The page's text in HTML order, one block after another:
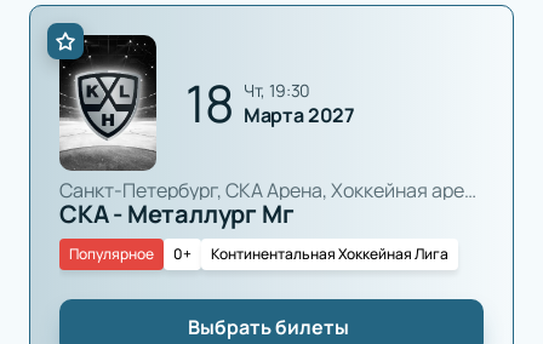
18 чт, 19:30
Марта 2027
Санкт-Петербург, СКА Арена, Хоккейная арена
СКА - Металлург Мг
0+ Континентальная Хоккейная Лига
Популярное
Выбрать билеты